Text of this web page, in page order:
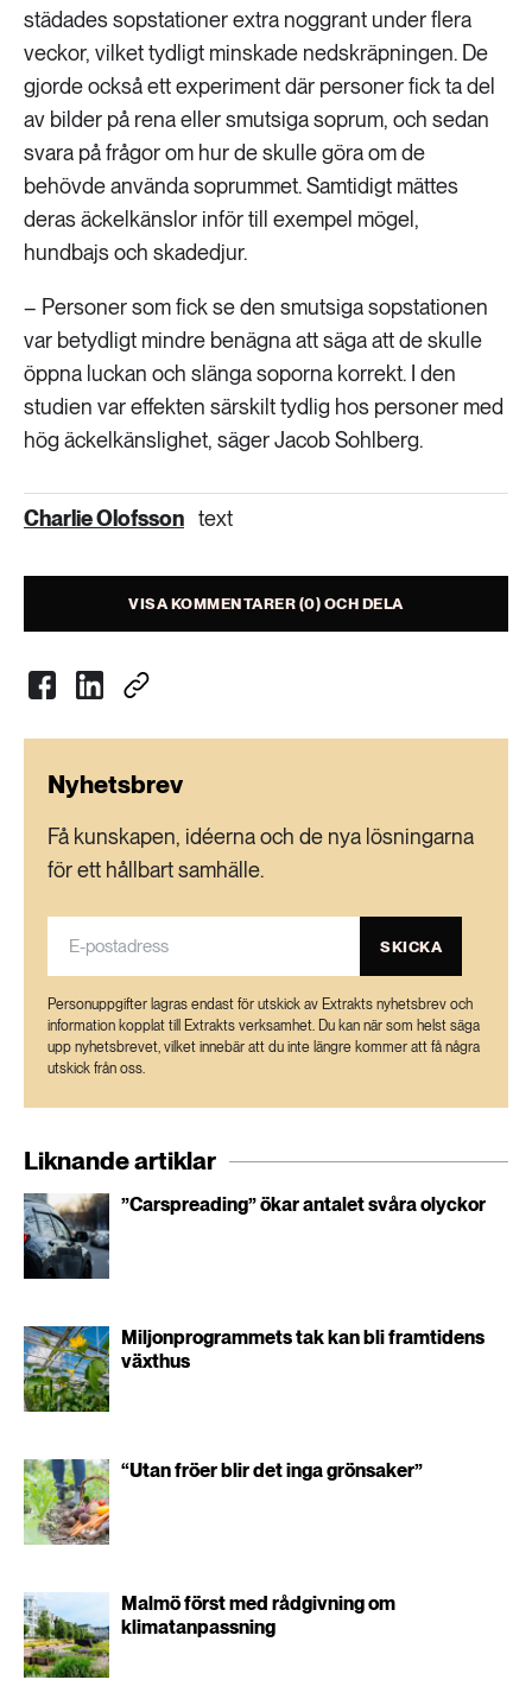
städades sopstationer extra noggrant under flera
veckor, vilket tydligt minskade nedskräpningen. De
gjorde också ett experiment där personer fick ta del
av bilder på rena eller smutsiga soprum, och sedan
svara på frågor om hur de skulle göra om de
behövde använda soprummet. Samtidigt mättes
deras äckelkänslor inför till exempel mögel,
hundbajs och skadedjur.
– Personer som fick se den smutsiga sopstationen
var betydligt mindre benägna att säga att de skulle
öppna luckan och slänga soporna korrekt. I den
studien var effekten särskilt tydlig hos personer med
hög äckelkänslighet, säger Jacob Sohlberg.
Charlie Olofsson text
VISA KOMMENTARER (0) OCH DELA
Nyhetsbrev
Få kunskapen, idéerna och de nya lösningarna
för ett hållbart samhälle.
SKICKA
Personuppgifter lagras endast för utskick av Extrakts nyhetsbrev och
information kopplat till Extrakts verksamhet. Du kan när som helst säga
upp nyhetsbrevet, vilket innebär att du inte längre kommer att få några
utskick från oss.
Liknande artiklar
”Carspreading” ökar antalet svåra olyckor
Miljonprogrammets tak kan bli framtidens
växthus
“Utan fröer blir det inga grönsaker”
Malmö först med rådgivning om
klimatanpassning